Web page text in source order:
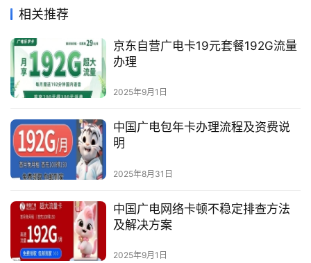
相关推荐
京东自营广电卡19元套餐192G流量
办理
2025年9月1日
中国广电包年卡办理流程及资费说
明
2025年8月31日
中国广电网络卡顿不稳定排查方法
及解决方案
2025年9月1日